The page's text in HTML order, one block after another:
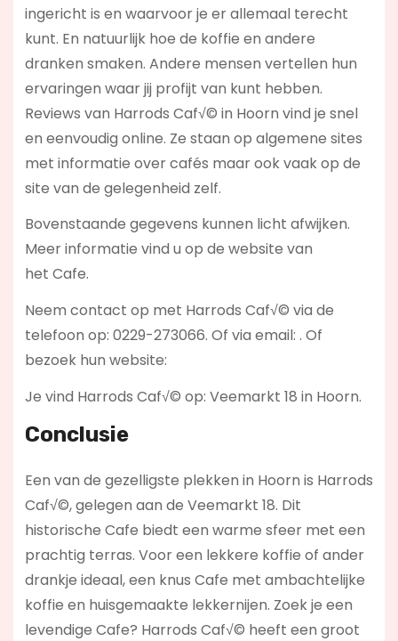
ingericht is en waarvoor je er allemaal terecht
kunt. En natuurlijk hoe de koffie en andere
dranken smaken. Andere mensen vertellen hun
ervaringen waar jij profijt van kunt hebben.
Reviews van Harrods Caf√© in Hoorn vind je snel
en eenvoudig online. Ze staan op algemene sites
met informatie over cafés maar ook vaak op de
site van de gelegenheid zelf.
Bovenstaande gegevens kunnen licht afwijken.
Meer informatie vind u op de website van
het Cafe.
Neem contact op met Harrods Caf√© via de
telefoon op: 0229-273066. Of via email: . Of
bezoek hun website:
Je vind Harrods Caf√© op: Veemarkt 18 in Hoorn.
Conclusie
Een van de gezelligste plekken in Hoorn is Harrods
Caf√©, gelegen aan de Veemarkt 18. Dit
historische Cafe biedt een warme sfeer met een
prachtig terras. Voor een lekkere koffie of ander
drankje ideaal, een knus Cafe met ambachtelijke
koffie en huisgemaakte lekkernijen. Zoek je een
levendige Cafe? Harrods Caf√© heeft een groot